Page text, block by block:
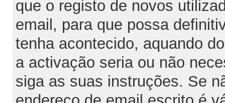
que o registo de novos
email, para que possa
tenha acontecido, aquando
a activação seria ou não
siga as suas instruções. Se